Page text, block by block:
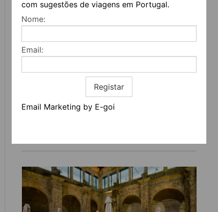
com sugestões de viagens em Portugal.
Nome:
Email:
Registar
Email Marketing by E-goi